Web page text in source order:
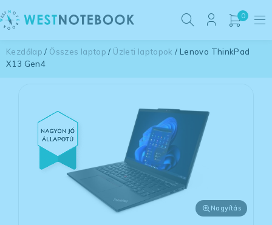
0
Kezdőlap / Összes laptop / Üzleti laptopok / Lenovo ThinkPad
X13 Gen4
Nagyítás